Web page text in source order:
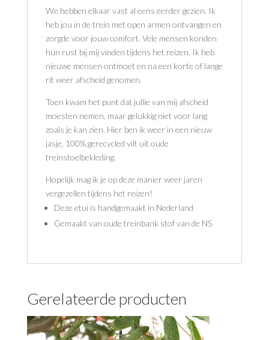
We hebben elkaar vast al eens eerder gezien. Ik
heb jou in de trein met open armen ontvangen en
zorgde voor jouw comfort. Vele mensen konden
hun rust bij mij vinden tijdens het reizen. Ik heb
nieuwe mensen ontmoet en na een korte of lange
rit weer afscheid genomen.
Toen kwam het punt dat jullie van mij afscheid
moesten nemen, maar gelukkig niet voor lang
zoals je kan zien. Hier ben ik weer in een nieuw
jasje, 100% gerecycled vilt uit oude
treinstoelbekleding.
Hopelijk mag ik je op deze manier weer jaren
vergezellen tijdens het reizen!
Deze etui is handgemaakt in Nederland
Gemaakt van oude treinbank stof van de NS
Gerelateerde producten